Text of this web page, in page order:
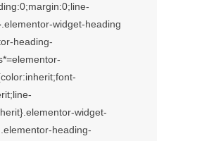
widget-heading
heading-
widget-
heading-